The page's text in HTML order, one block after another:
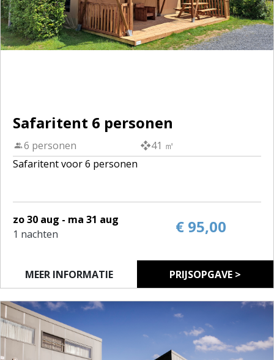
Safaritent 6 personen
6 personen
41 ㎡
Safaritent voor 6 personen
zo 30 aug - ma 31 aug
1 nachten
€ 95,00
MEER INFORMATIE PRIJSOPGAVE >